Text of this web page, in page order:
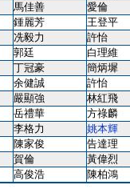
馬佳善 愛倫
鍾麗芳 王登平
冼毅力 許怡
郭廷 白理維
丁冠豪 簡炳墀
余健誠 許怡
嚴顯強 林紅飛
岳禮華 方祿麟
李格力 姚本輝
陳家俊 告達理
賀倫 黃偉烈
高俊浩
陳柏鴻